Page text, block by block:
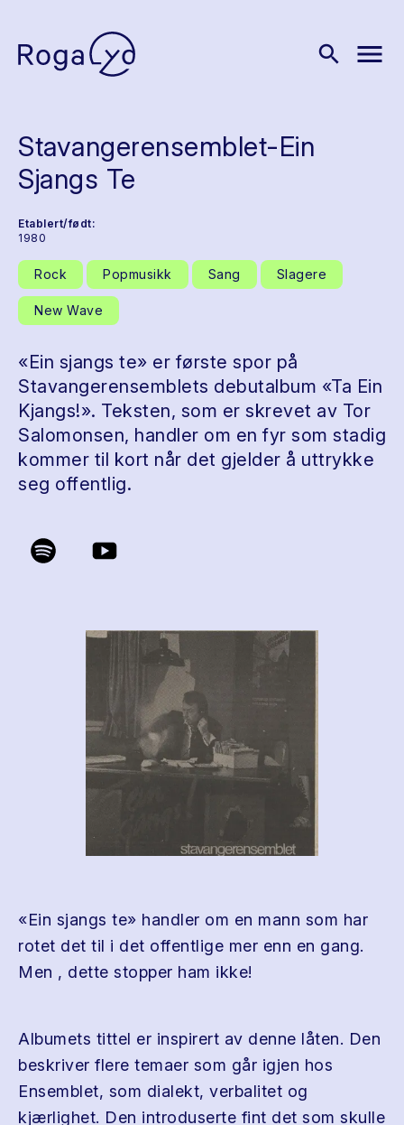
search menu
Stavangerensemblet-Ein
Sjangs Te
Etablert/født:
1980
Rock Popmusikk Sang Slagere
New Wave
«Ein sjangs te» er første spor på
Stavangerensemblets debutalbum «Ta Ein
Kjangs!». Teksten, som er skrevet av Tor
Salomonsen, handler om en fyr som stadig
kommer til kort når det gjelder å uttrykke
seg offentlig.
«Ein sjangs te» handler om en mann som har
rotet det til i det offentlige mer enn en gang.
Men , dette stopper ham ikke!
Albumets tittel er inspirert av denne låten. Den
beskriver flere temaer som går igjen hos
Ensemblet, som dialekt, verbalitet og
kjærlighet. Den introduserte fint det som skulle